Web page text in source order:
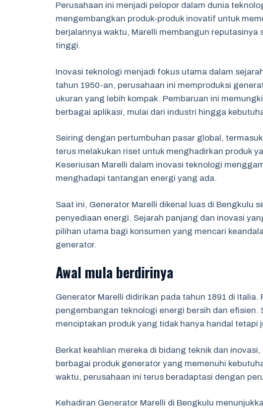
Perusahaan ini menjadi pelopor dalam dunia
mengembangkan produk-produk inovatif untuk
berjalannya waktu, Marelli membangun
tinggi.
Inovasi teknologi menjadi fokus utama dalam
tahun 1950-an, perusahaan ini memproduksi
ukuran yang lebih kompak. Pembaruan ini
berbagai aplikasi, mulai dari industri hingga
Seiring dengan pertumbuhan pasar global,
terus melakukan riset untuk menghadirkan produk
Keseriusan Marelli dalam inovasi teknologi
menghadapi tantangan energi yang ada.
Saat ini, Generator Marelli dikenal luas di Bengkulu
penyediaan energi. Sejarah panjang dan inovasi
pilihan utama bagi konsumen yang mencari
generator.
Awal mula berdirinya
Generator Marelli didirikan pada tahun 1891 di
pengembangan teknologi energi bersih dan efisien.
menciptakan produk yang tidak hanya handal tetapi
Berkat keahlian mereka di bidang teknik dan
berbagai produk generator yang memenuhi
waktu, perusahaan ini terus beradaptasi dengan
Kehadiran Generator Marelli di Bengkulu